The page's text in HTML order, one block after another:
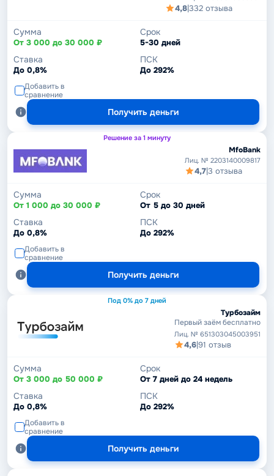
4,8|332 отзыва
Сумма
От 3 000 до 30 000 ₽
Срок
5-30 дней
Ставка
До 0,8%
ПСК
До 292%
Добавить в
сравнение
Получить деньги
Решение за 1 минуту
MfoBank
Лиц. № 2203140009817
4,7|3 отзыва
Сумма
От 1 000 до 30 000 ₽
Срок
От 5 до 30 дней
Ставка
До 0,8%
ПСК
До 292%
Добавить в
сравнение
Получить деньги
Под 0% до 7 дней
Турбозайм
Первый заём бесплатно
Лиц. № 651303045003951
4,6|91 отзыв
Сумма
От 3 000 до 50 000 ₽
Срок
От 7 дней до 24 недель
Ставка
До 0,8%
ПСК
До 292%
Добавить в
сравнение
Получить деньги